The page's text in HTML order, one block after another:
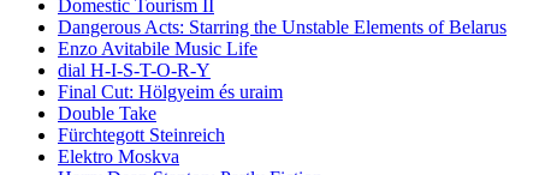
Domestic Tourism II
Dangerous Acts: Starring the Unstable Elements of Belarus
Enzo Avitabile Music Life
dial H-I-S-T-O-R-Y
Final Cut: Hölgyeim és uraim
Double Take
Fürchtegott Steinreich
Elektro Moskva